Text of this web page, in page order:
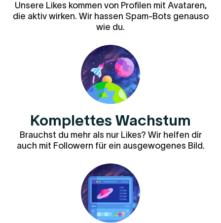
Unsere Likes kommen von Profilen mit Avataren,
die aktiv wirken. Wir hassen Spam-Bots genauso
wie du.
Komplettes Wachstum
Brauchst du mehr als nur Likes? Wir helfen dir
auch mit Followern für ein ausgewogenes Bild.